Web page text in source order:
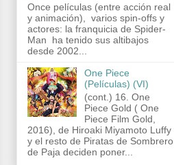
Once películas (entre acción real
y animación), varios spin-offs y
actores: la franquicia de Spider-
Man ha tenido sus altibajos
desde 2002...
One Piece
(Películas) (VI)
(cont.) 16. One
Piece Gold ( One
Piece Film Gold,
2016), de Hiroaki Miyamoto Luffy
y el resto de Piratas de Sombrero
de Paja deciden poner...